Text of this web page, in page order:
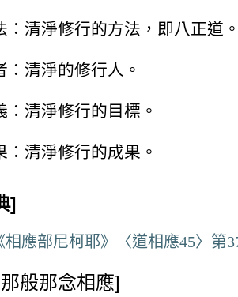
：清淨修行的方法，即八正道
：清淨的修行人。
：清淨修行的目標。
：清淨修行的成果。
]
相應部尼柯耶》〈道相應45〉第
般那念相應]